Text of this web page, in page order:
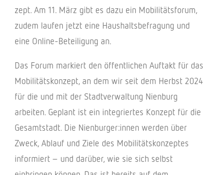
zept. Am 11. März gibt es dazu ein Mobi­li­täts­fo­rum,
zudem laufen jetzt eine Haus­halts­be­fra­gung und
eine Online-Betei­li­gung an.
Das Forum markiert den öffent­li­chen Auftakt für das
Mobi­li­täts­kon­zept, an dem wir seit dem Herbst 2024
für die und mit der Stadt­ver­wal­tung Nien­burg
arbei­ten. Geplant ist ein inte­grier­tes Konzept für die
Gesamt­stadt. Die Nienburger:innen werden über
Zweck, Ablauf und Ziele des Mobi­li­täts­kon­zep­tes
infor­miert – und darüber, wie sie sich selbst